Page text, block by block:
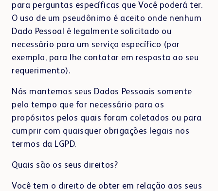
para perguntas específicas que Você poderá ter.
O uso de um pseudônimo é aceito onde nenhum
Dado Pessoal é legalmente solicitado ou
necessário para um serviço específico (por
exemplo, para lhe contatar em resposta ao seu
requerimento).
Nós mantemos seus Dados Pessoais somente
pelo tempo que for necessário para os
propósitos pelos quais foram coletados ou para
cumprir com quaisquer obrigações legais nos
termos da LGPD.
Quais são os seus direitos?
Você tem o direito de obter em relação aos seus